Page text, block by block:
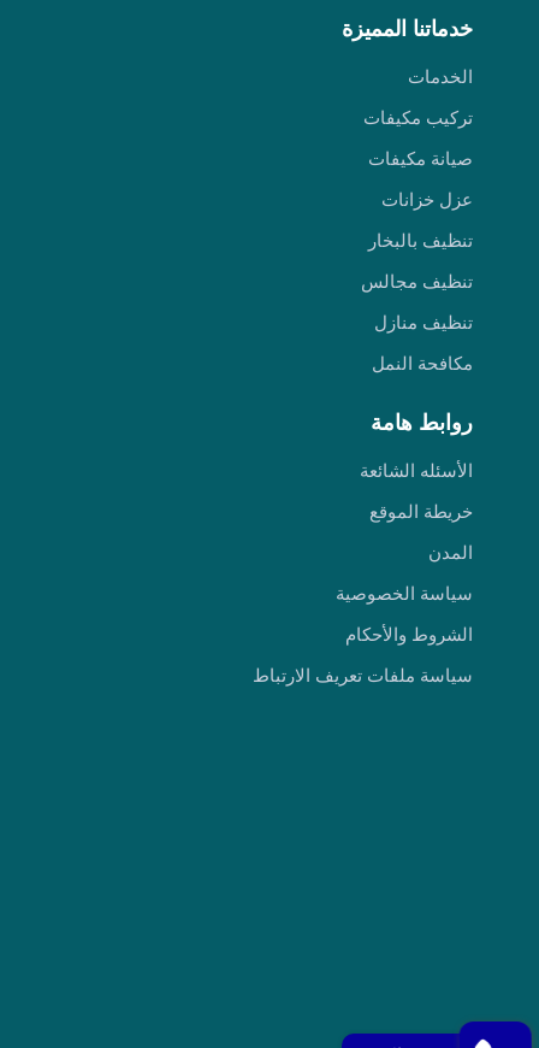
خدماتنا المميزة
الخدمات
تركيب مكيفات
صيانة مكيفات
عزل خزانات
تنظيف بالبخار
تنظيف مجالس
تنظيف منازل
مكافحة النمل
روابط هامة
الأسئله الشائعة
خريطة الموقع
المدن
سياسة الخصوصية
الشروط والأحكام
سياسة ملفات تعريف الارتباط